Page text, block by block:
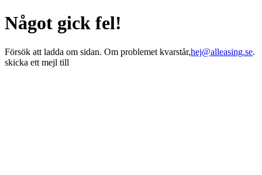
Något gick fel!
Försök att ladda om sidan. Om problemet kvarstår,hej@alleasing.se.
skicka ett mejl till